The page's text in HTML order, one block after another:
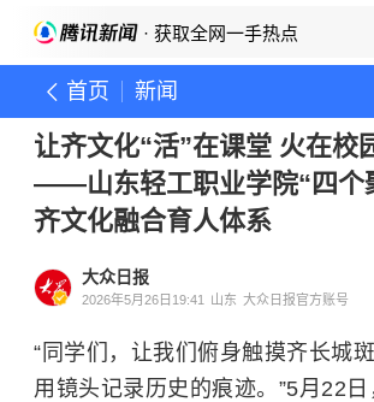
· 获取全网一手热点
首页 新闻
让齐文化“活”在课堂 火在校
——山东轻工职业学院“四个
齐文化融合育人体系
大众日报
2026年5月26日19:41 山东 大众日报官方账号
“同学们，让我们俯身触摸齐长城斑
用镜头记录历史的痕迹。”5月22